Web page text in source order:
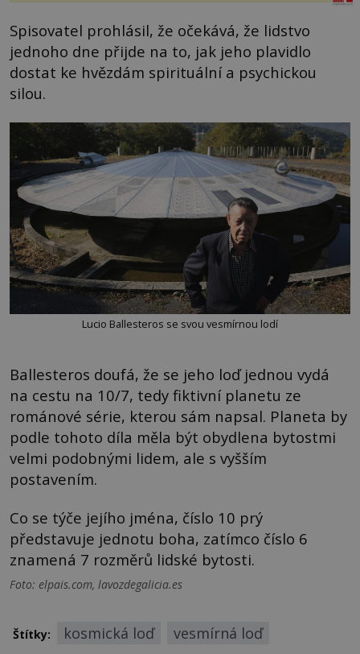
Spisovatel prohlásil, že očekává, že lidstvo
jednoho dne přijde na to, jak jeho plavidlo
dostat ke hvězdám spirituální a psychickou
silou.
Lucio Ballesteros se svou vesmírnou lodí
Ballesteros doufá, že se jeho loď jednou vydá
na cestu na 10/7, tedy fiktivní planetu ze
románové série, kterou sám napsal. Planeta by
podle tohoto díla měla být obydlena bytostmi
velmi podobnými lidem, ale s vyšším
postavením.
Co se týče jejího jména, číslo 10 prý
představuje jednotu boha, zatímco číslo 6
znamená 7 rozměrů lidské bytosti.
Foto: elpais.com, lavozdegalicia.es
Štítky: kosmická loď vesmírná loď